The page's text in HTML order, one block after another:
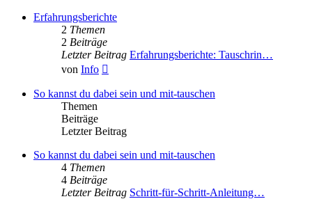
Erfahrungsberichte
2 Themen
2 Beiträge
Letzter Beitrag Erfahrungsberichte: Tauschrin…
von Info
So kannst du dabei sein und mit-tauschen
Themen
Beiträge
Letzter Beitrag
So kannst du dabei sein und mit-tauschen
4 Themen
4 Beiträge
Letzter Beitrag Schritt-für-Schritt-Anleitung…